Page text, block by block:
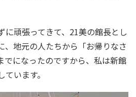
に頑張ってきて、21美の館長とし
、地元の人たちから「お帰りなさ
でになったのですから、私は新館
います。